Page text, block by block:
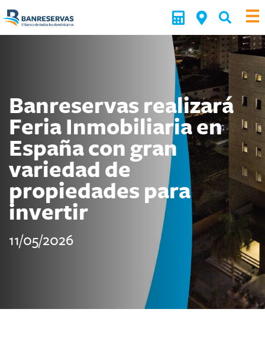
Banreservas realizará
Feria Inmobiliaria en
España con gran
variedad de
propiedades para
invertir
11/05/2026